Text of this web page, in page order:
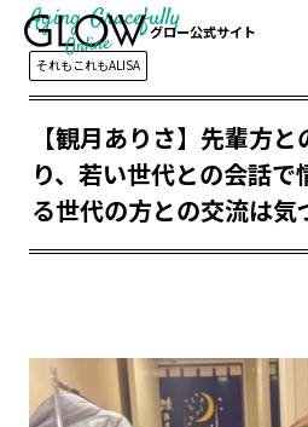
グロー公式サイト
Aging Gracefully
それもこれもALISA
【観月ありさ】先輩方
り、若い世代との会話
る世代の方との交流は気